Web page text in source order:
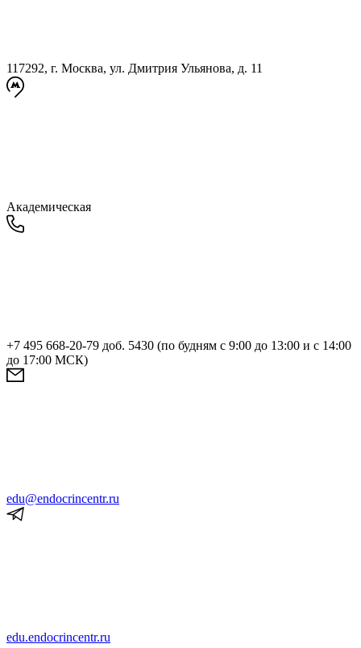
117292, г. Москва, ул. Дмитрия Ульянова, д. 11
Академическая
+7 495 668-20-79 доб. 5430 (по будням с 9:00 до 13:00 и с 14:00
до 17:00 МСК)
edu@endocrincentr.ru
edu.endocrincentr.ru